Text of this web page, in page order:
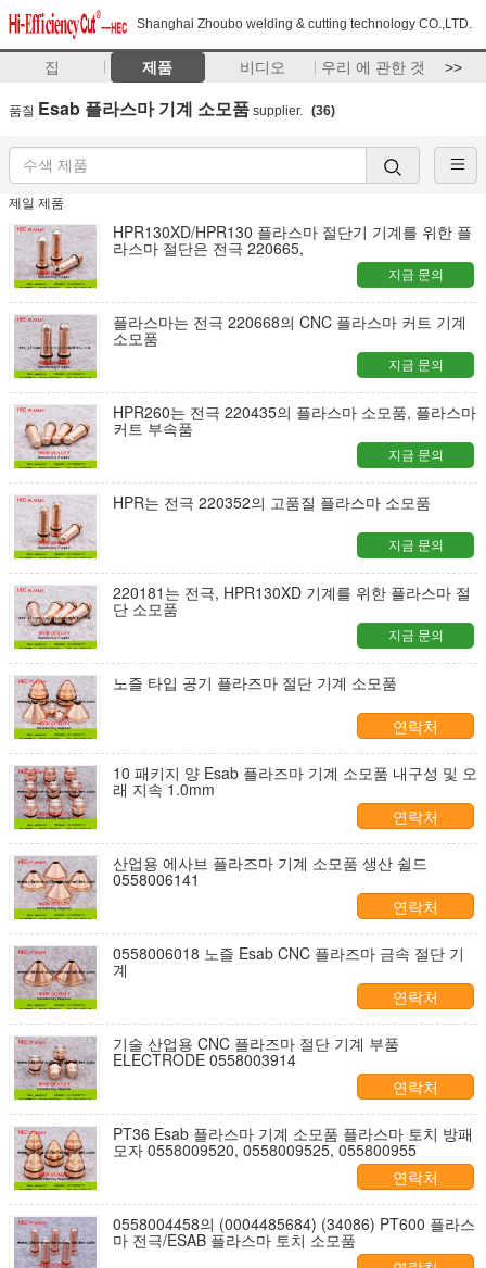
Shanghai Zhoubo welding & cutting technology CO.,LTD.
집 제품 비디오 우리 에 관한 것 >>
품질 Esab 플라스마 기계 소모품 supplier. (36)
제일 제품
HPR130XD/HPR130 플라스마 절단기 기계를 위한 플
라스마 절단은 전극 220665,
지금 문의
플라스마는 전극 220668의 CNC 플라스마 커트 기계
소모품
지금 문의
HPR260는 전극 220435의 플라스마 소모품, 플라스마
커트 부속품
지금 문의
HPR는 전극 220352의 고품질 플라스마 소모품
지금 문의
220181는 전극, HPR130XD 기계를 위한 플라스마 절
단 소모품
지금 문의
노즐 타입 공기 플라즈마 절단 기계 소모품
연락처
10 패키지 양 Esab 플라즈마 기계 소모품 내구성 및 오
래 지속 1.0mm
연락처
산업용 에사브 플라즈마 기계 소모품 생산 쉴드
0558006141
연락처
0558006018 노즐 Esab CNC 플라즈마 금속 절단 기
계
연락처
기술 산업용 CNC 플라즈마 절단 기계 부품
ELECTRODE 0558003914
연락처
PT36 Esab 플라스마 기계 소모품 플라스마 토치 방패
모자 0558009520, 0558009525, 055800955
연락처
0558004458의 (0004485684) (34086) PT600 플라스
마 전극/ESAB 플라스마 토치 소모품